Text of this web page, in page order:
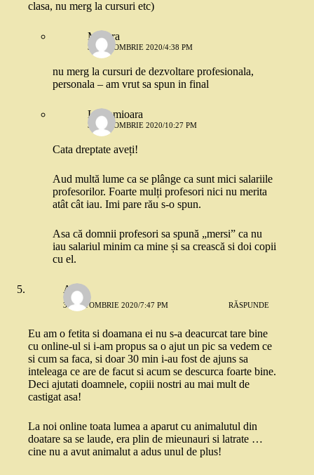
clasa, nu merg la cursuri etc)
Morera
30 OCTOMBRIE 2020/4:38 PM
nu merg la cursuri de dezvoltare profesionala,
personala – am vrut sa spun in final
Lacramioara
30 OCTOMBRIE 2020/10:27 PM
Cata dreptate aveți!
Aud multă lume ca se plânge ca sunt mici salariile
profesorilor. Foarte mulți profesori nici nu merita
atât cât iau. Imi pare rău s-o spun.
Asa că domnii profesori sa spună „mersi” ca nu
iau salariul minim ca mine și sa crească si doi copii
cu el.
Anca
30 OCTOMBRIE 2020/7:47 PM RĂSPUNDE
Eu am o fetita si doamana ei nu s-a deacurcat tare bine
cu online-ul si i-am propus sa o ajut un pic sa vedem ce
si cum sa faca, si doar 30 min i-au fost de ajuns sa
inteleaga ce are de facut si acum se descurca foarte bine.
Deci ajutati doamnele, copiii nostri au mai mult de
castigat asa!
La noi online toata lumea a aparut cu animalutul din
doatare sa se laude, era plin de mieunauri si latrate …
cine nu a avut animalut a adus unul de plus!